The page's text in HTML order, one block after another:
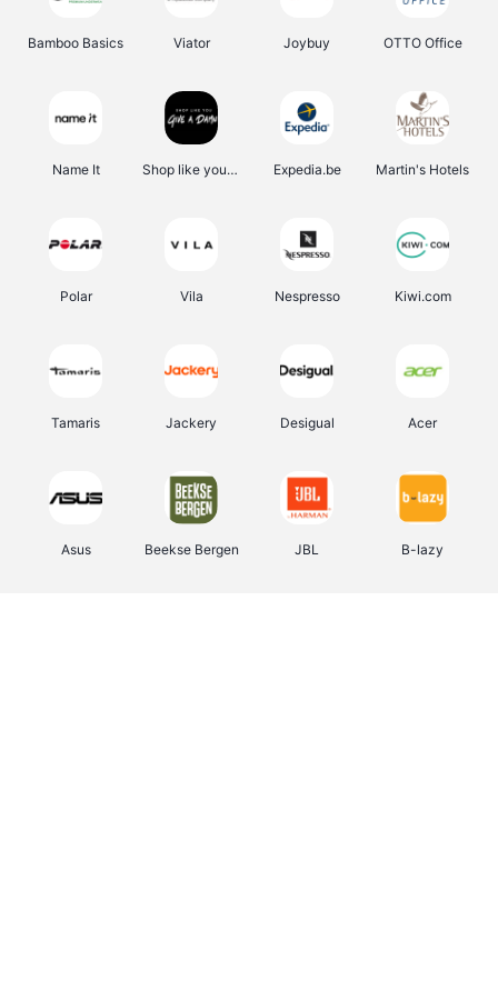
Bamboo Basics Viator Joybuy OTTO Office
Name It Shop like you Give A Damn Expedia.be Martin's Hotels
Polar Vila Nespresso Kiwi.com
Tamaris Jackery Desigual Acer
Asus Beekse Bergen JBL B-lazy